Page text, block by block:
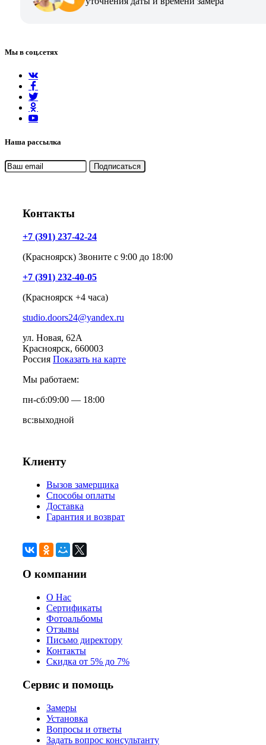
Мы в соц.сетях
Наша рассылка
Контакты
+7 (391) 237-42-24
(Красноярск) Звоните с 9:00 до 18:00
+7 (391) 232-40-05
(Красноярск +4 часа)
studio.doors24@yandex.ru
ул. Новая, 62А
Красноярск, 660003
Россия Показать на карте
Мы работаем:
пн-сб:09:00 — 18:00
вс:выходной
Клиенту
Вызов замерщика
Способы оплаты
Доставка
Гарантия и возврат
О компании
О Нас
Сертификаты
Фотоальбомы
Отзывы
Письмо директору
Контакты
Скидка от 5% до 7%
Сервис и помощь
Замеры
Установка
Вопросы и ответы
Задать вопрос консультанту